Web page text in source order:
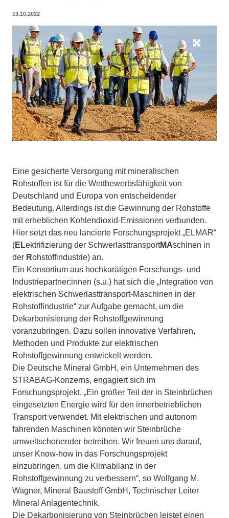
19.10.2022
Eine gesicherte Versorgung mit mineralischen
Rohstoffen ist für die Wettbewerbsfähigkeit von
Deutschland und Europa von entscheidender
Bedeutung. Allerdings ist die Gewinnung der Rohstoffe
mit erheblichen Kohlendioxid-Emissionen verbunden.
Hier setzt das neu lancierte Forschungsprojekt „ELMAR“
(ELektrifizierung der SchwerlasttransportMAschinen in
der Rohstoffindustrie) an.
Ein Konsortium aus hochkarätigen Forschungs- und
Industriepartner:innen (s.u.) hat sich die „Integration von
elektrischen Schwerlasttransport-Maschinen in der
Rohstoffindustrie“ zur Aufgabe gemacht, um die
Dekarbonisierung der Rohstoffgewinnung
voranzubringen. Dazu sollen innovative Verfahren,
Methoden und Produkte zur elektrischen
Rohstoffgewinnung entwickelt werden.
Die Deutsche Mineral GmbH, ein Unternehmen des
STRABAG-Konzerns, engagiert sich im
Forschungsprojekt. „Ein großer Teil der in Steinbrüchen
eingesetzten Energie wird für den innerbetrieblichen
Transport verwendet. Mit elektrischen und autonom
fahrenden Maschinen könnten wir Steinbrüche
umweltschonender betreiben. Wir freuen uns darauf,
unser Know-how in das Forschungsprojekt
einzubringen, um die Klimabilanz in der
Rohstoffgewinnung zu verbessern“, so Wolfgang M.
Wagner, Mineral Baustoff GmbH, Technischer Leiter
Mineral Anlagentechnik.
Die Dekarbonisierung von Steinbrüchen leistet einen